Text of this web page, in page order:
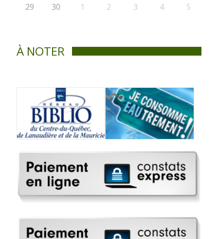
29 30 1 2 3 4 5
À NOTER